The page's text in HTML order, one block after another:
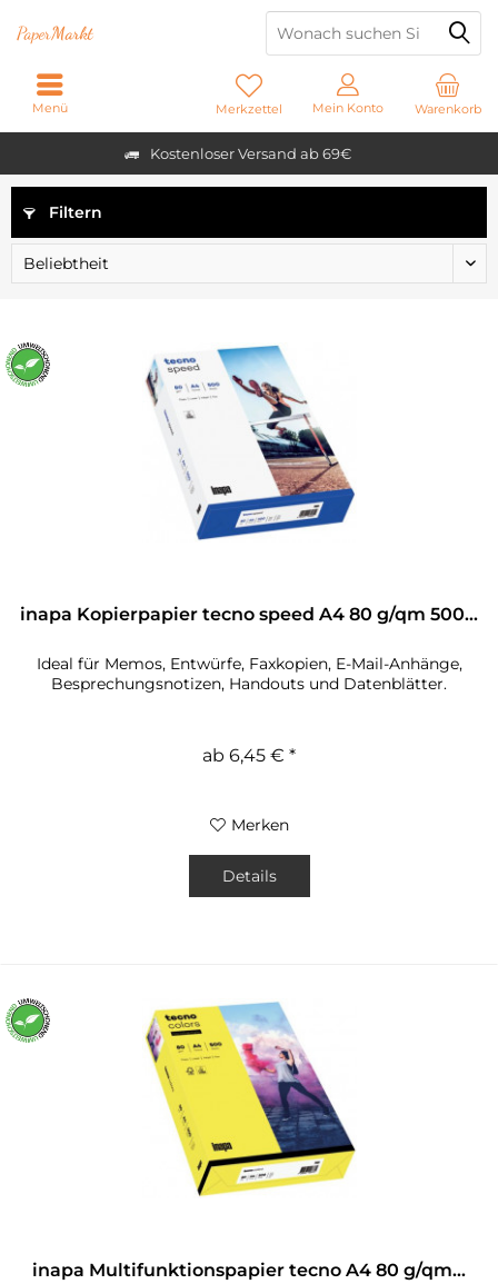
Kostenloser Versand ab 69€
PaperMarkt
Warenkorb
Merkzettel Mein Konto
Menü
Filtern
inapa Kopierpapier tecno speed A4 80 g/qm 500...
Ideal für Memos, Entwürfe, Faxkopien, E-Mail-Anhänge,
Besprechungsnotizen, Handouts und Datenblätter.
ab 6,45 € *
Merken
Details
inapa Multifunktionspapier tecno A4 80 g/qm...